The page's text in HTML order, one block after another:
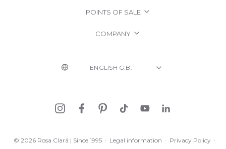
POINTS OF SALE
COMPANY
© 2026 Rosa Clará | Since 1995 · Legal information · Privacy Policy ·